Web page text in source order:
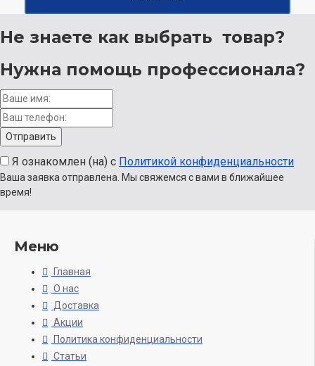
Не знаете как выбрать товар?
Нужна помощь профессионала?
Я ознакомлен (на) с Политикой конфиденциальности
Ваша заявка отправлена. Мы свяжемся с вами в ближайшее
время!
Меню
Главная
О нас
Доставка
Акции
Политика конфиденциальности
Статьи